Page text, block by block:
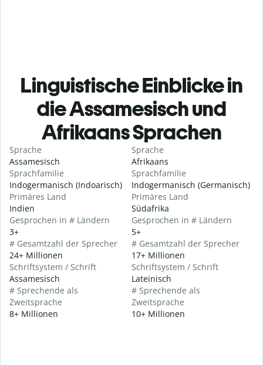
Linguistische Einblicke in
die Assamesisch und
Afrikaans Sprachen
Sprache
Assamesisch
Sprachfamilie
Indogermanisch (Indoarisch)
Primäres Land
Indien
Gesprochen in # Ländern
3+
# Gesamtzahl der Sprecher
24+ Millionen
Schriftsystem / Schrift
Assamesisch
# Sprechende als
Zweitsprache
8+ Millionen
Sprache
Afrikaans
Sprachfamilie
Indogermanisch (Germanisch)
Primäres Land
Südafrika
Gesprochen in # Ländern
5+
# Gesamtzahl der Sprecher
17+ Millionen
Schriftsystem / Schrift
Lateinisch
# Sprechende als
Zweitsprache
10+ Millionen